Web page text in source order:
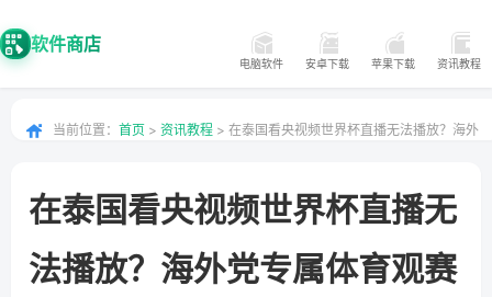
软件商店
电脑软件 安卓下载 苹果下载 资讯教程
当前位置： 首页 > 资讯教程 > 在泰国看央视频世界杯直播无法播放？海外
在泰国看央视频世界杯直播无
法播放？海外党专属体育观赛